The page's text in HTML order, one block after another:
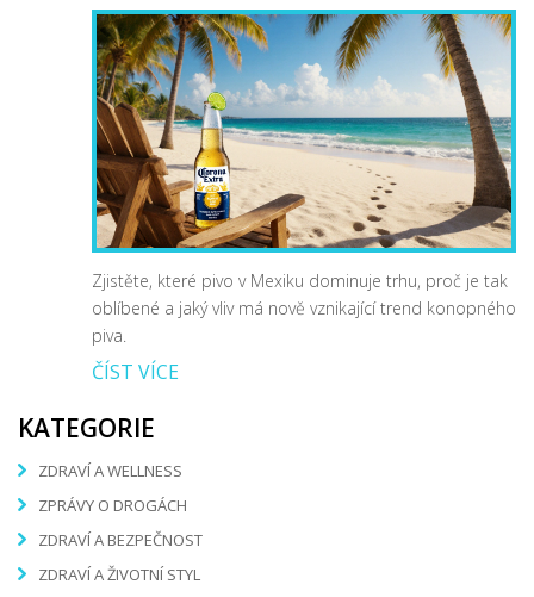
Zjistěte, které pivo v Mexiku dominuje trhu, proč je tak
oblíbené a jaký vliv má nově vznikající trend konopného
piva.
ČÍST VÍCE
KATEGORIE
ZDRAVÍ A WELLNESS
ZPRÁVY O DROGÁCH
ZDRAVÍ A BEZPEČNOST
ZDRAVÍ A ŽIVOTNÍ STYL